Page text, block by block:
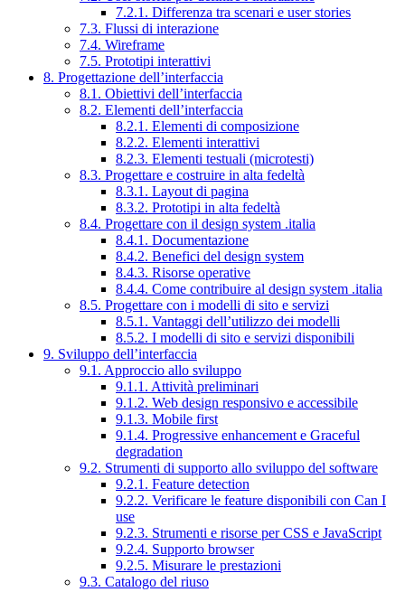
7.2.1. Differenza tra scenari e user stories
7.3. Flussi di interazione
7.4. Wireframe
7.5. Prototipi interattivi
8. Progettazione dell’interfaccia
8.1. Obiettivi dell’interfaccia
8.2. Elementi dell’interfaccia
8.2.1. Elementi di composizione
8.2.2. Elementi interattivi
8.2.3. Elementi testuali (microtesti)
8.3. Progettare e costruire in alta fedeltà
8.3.1. Layout di pagina
8.3.2. Prototipi in alta fedeltà
8.4. Progettare con il design system .italia
8.4.1. Documentazione
8.4.2. Benefici del design system
8.4.3. Risorse operative
8.4.4. Come contribuire al design system .italia
8.5. Progettare con i modelli di sito e servizi
8.5.1. Vantaggi dell’utilizzo dei modelli
8.5.2. I modelli di sito e servizi disponibili
9. Sviluppo dell’interfaccia
9.1. Approccio allo sviluppo
9.1.1. Attività preliminari
9.1.2. Web design responsivo e accessibile
9.1.3. Mobile first
9.1.4. Progressive enhancement e Graceful
degradation
9.2. Strumenti di supporto allo sviluppo del software
9.2.1. Feature detection
9.2.2. Verificare le feature disponibili con Can I
use
9.2.3. Strumenti e risorse per CSS e JavaScript
9.2.4. Supporto browser
9.2.5. Misurare le prestazioni
9.3. Catalogo del riuso